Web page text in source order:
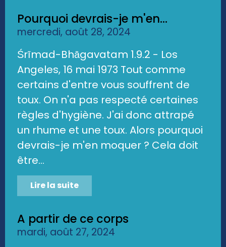
Pourquoi devrais-je m'en...
mercredi, août 28, 2024
Śrīmad-Bhāgavatam 1.9.2 - Los
Angeles, 16 mai 1973 Tout comme
certains d'entre vous souffrent de
toux. On n'a pas respecté certaines
règles d'hygiène. J'ai donc attrapé
un rhume et une toux. Alors pourquoi
devrais-je m'en moquer ? Cela doit
être...
Lire la suite
A partir de ce corps
mardi, août 27, 2024